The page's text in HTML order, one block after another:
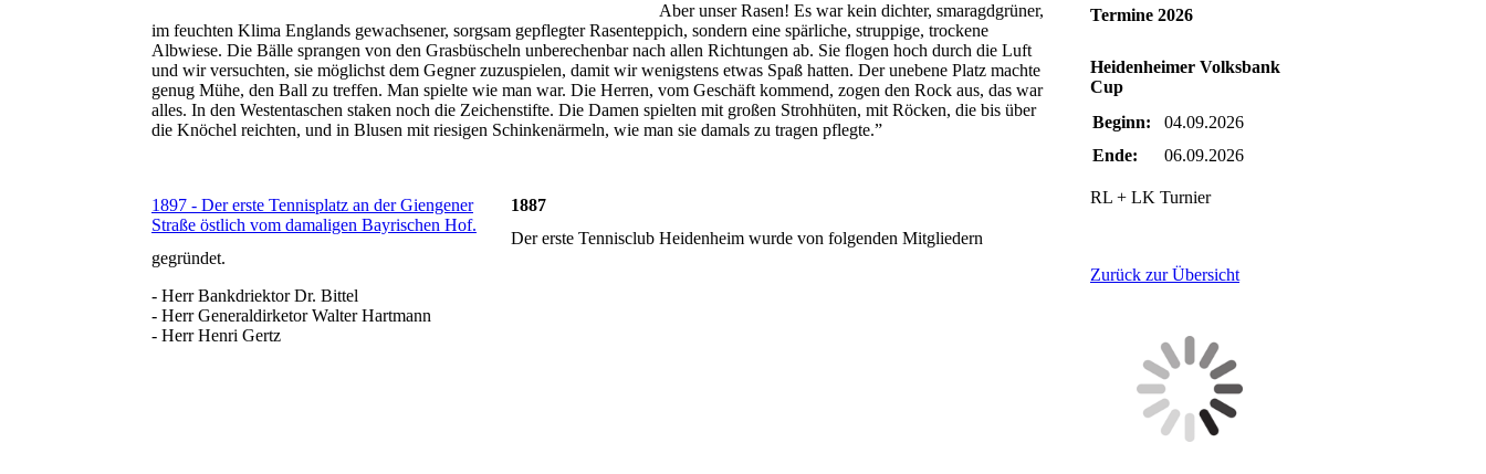
Aber unser Rasen! Es war kein dichter, smaragdgrüner,
im feuchten Klima Englands gewachsener, sorgsam gepflegter Rasenteppich, sondern eine spärliche, struppige, trockene
Albwiese. Die Bälle sprangen von den Grasbüscheln unberechenbar nach allen Richtungen ab. Sie flogen hoch durch die Luft
und wir versuchten, sie möglichst dem Gegner zuzuspielen, damit wir wenigstens etwas Spaß hatten. Der unebene Platz machte
genug Mühe, den Ball zu treffen. Man spielte wie man war. Die Herren, vom Geschäft kommend, zogen den Rock aus, das war
alles. In den Westentaschen staken noch die Zeichenstifte. Die Damen spielten mit großen Strohhüten, mit Röcken, die bis über
die Knöchel reichten, und in Blusen mit riesigen Schinkenärmeln, wie man sie damals zu tragen pflegte.”
1897 - Der erste Tennisplatz an der Giengener
Straße östlich vom damaligen Bayrischen Hof.
1887
Der erste Tennisclub Heidenheim wurde von folgenden Mitgliedern
gegründet.
- Herr Bankdriektor Dr. Bittel
- Herr Generaldirketor Walter Hartmann
- Herr Henri Gertz
Termine 2026
Heidenheimer Volksbank
Cup
Beginn:
04.09.2026
Ende:
06.09.2026
RL + LK Turnier
Zurück zur Übersicht